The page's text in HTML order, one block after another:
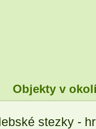
Objekty v
stezky -